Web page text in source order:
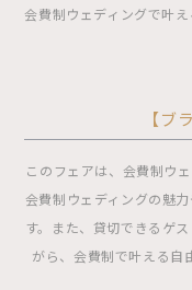
会費制ウェディングで叶
【ブ
このフェアは、会費制ウ
会費制ウェディングの魅
す。また、貸切できるゲ
がら、会費制で叶える自